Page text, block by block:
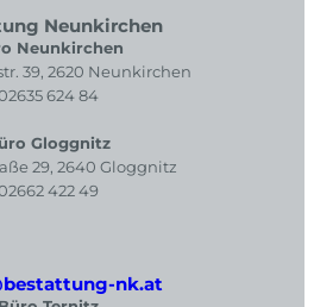
Neunkirchen
Neunkirchen
39, 2620 Neunkirchen
624 84
Gloggnitz
29, 2640 Gloggnitz
422 49
nk.at